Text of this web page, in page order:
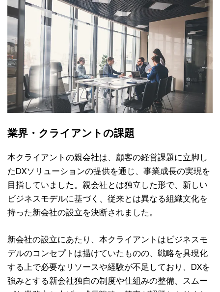
業界・クライアントの課題
本クライアントの親会社は、顧客の経営課題に立脚し
たDXソリューションの提供を通じ、事業成長の実現を
目指していました。親会社とは独立した形で、新しい
ビジネスモデルに基づく、従来とは異なる組織文化を
持った新会社の設立を決断されました。
新会社の設立にあたり、本クライアントはビジネスモ
デルのコンセプトは描けていたものの、戦略を具現化
する上で必要なリソースや経験が不足しており、DXを
強みとする新会社独自の制度や仕組みの整備、スムー